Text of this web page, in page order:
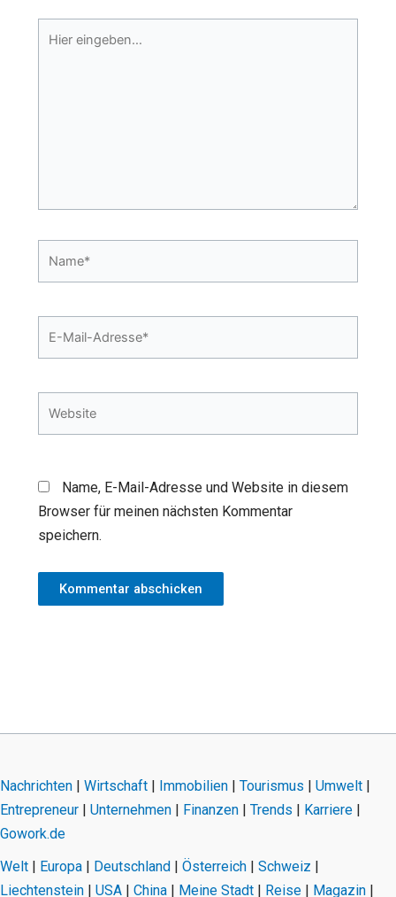
Name, E-Mail-Adresse und Website in diesem
Browser für meinen nächsten Kommentar
speichern.
Nachrichten | Wirtschaft | Immobilien | Tourismus | Umwelt |
Entrepreneur | Unternehmen | Finanzen | Trends | Karriere |
Gowork.de
Welt | Europa | Deutschland | Österreich | Schweiz |
Liechtenstein | USA | China | Meine Stadt | Reise | Magazin |